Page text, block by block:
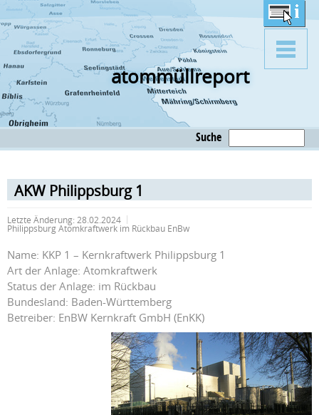
atommüllreport
Suche
AKW Philippsburg 1
Letzte Änderung: 28.02.2024
Philippsburg Atomkraftwerk im Rückbau EnBw
Name: KKP 1 – Kernkraftwerk Philippsburg 1
Art der Anlage: Atomkraftwerk
Status der Anlage: im Rückbau
Bundesland: Baden-Württemberg
Betreiber: EnBW Kernkraft GmbH (EnKK)